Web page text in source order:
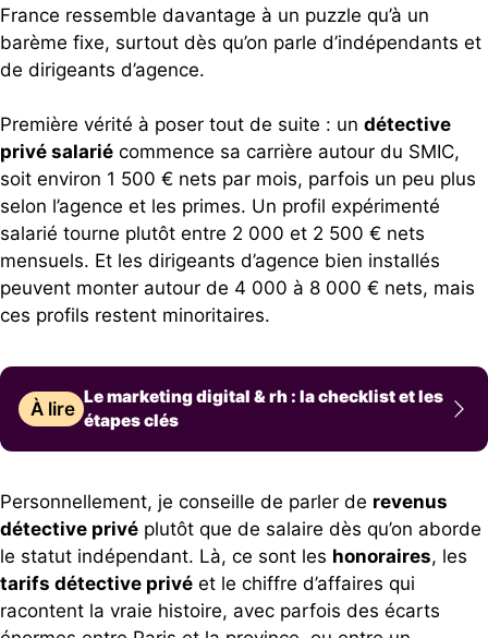
France ressemble davantage à un puzzle qu’à un
barème fixe, surtout dès qu’on parle d’indépendants et
de dirigeants d’agence.
Première vérité à poser tout de suite : un détective
privé salarié commence sa carrière autour du SMIC,
soit environ 1 500 € nets par mois, parfois un peu plus
selon l’agence et les primes. Un profil expérimenté
salarié tourne plutôt entre 2 000 et 2 500 € nets
mensuels. Et les dirigeants d’agence bien installés
peuvent monter autour de 4 000 à 8 000 € nets, mais
ces profils restent minoritaires.
À lire
Le marketing digital & rh : la checklist et les
étapes clés
Personnellement, je conseille de parler de revenus
détective privé plutôt que de salaire dès qu’on aborde
le statut indépendant. Là, ce sont les honoraires, les
tarifs détective privé et le chiffre d’affaires qui
racontent la vraie histoire, avec parfois des écarts